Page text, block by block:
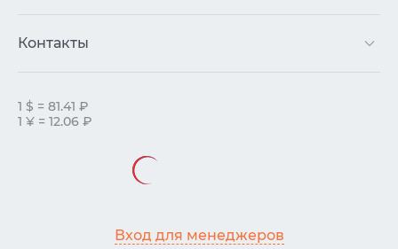
Контакты
1 $ = 81.41 ₽
1 ¥ = 12.06 ₽
Вход для менеджеров